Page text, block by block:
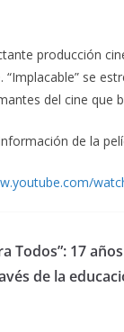
producción
“Implacable” se
del cine que
de la
Todos”: 17
de la